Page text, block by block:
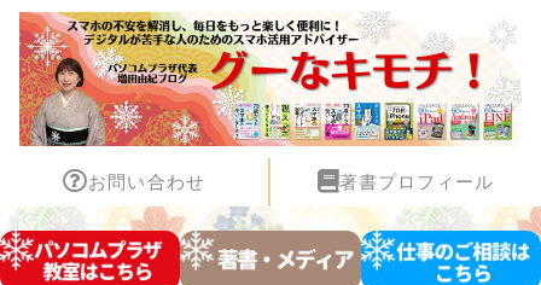
お問い合わせ 著書プロフィール